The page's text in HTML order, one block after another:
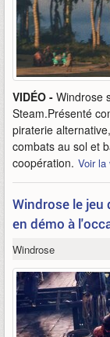
VIDÉO - Windrose
Steam.Présenté
piraterie
combats au sol et
coopération. Voir la
Windrose le
en démo à
Windrose